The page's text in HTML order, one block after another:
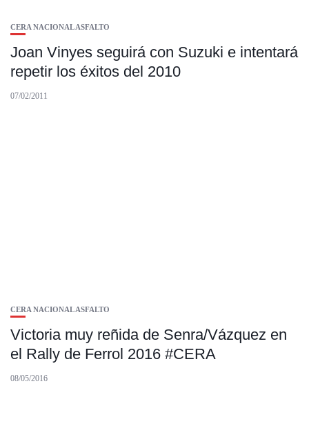
CERA NACIONAL ASFALTO
Joan Vinyes seguirá con Suzuki e intentará
repetir los éxitos del 2010
07/02/2011
CERA NACIONAL ASFALTO
Victoria muy reñida de Senra/Vázquez en
el Rally de Ferrol 2016 #CERA
08/05/2016